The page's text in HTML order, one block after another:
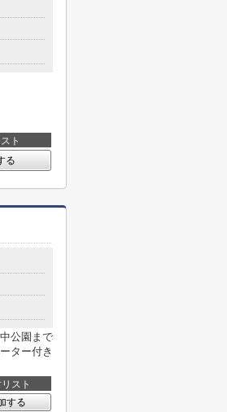
ト
る
公園まで
ター付き
スト
する